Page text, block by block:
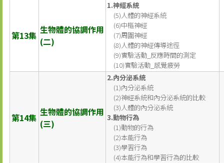
第13集 生物體的協調作用
(二)
1.神經系統
(5)人體的神經系統
(6)中樞神經
(7)周圍神經
(8)人體的神經傳導途徑
(9)實驗活動_反應時間的測定
(10)實驗活動_感覺疲勞
第14集 生物體的協調作用
(三)
2.內分泌系統
(1)內分泌系統
(2)神經系統和內分泌系統的比較
(3)人體的內分泌系統
3.動物行為
(1)動物的行為
(2)本能行為
(3)學習行為
(4)本能行為和學習行為的比較